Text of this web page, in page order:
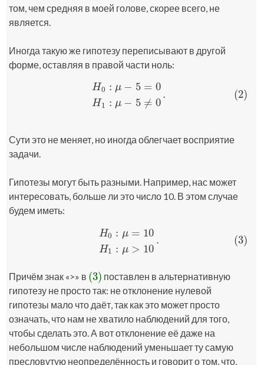
том, чем средняя в моей голове, скорее всего, не
является.
Иногда такую же гипотезу переписывают в другой
форме, оставляя в правой части ноль:
H0 : μ − 5 = 0
H1 : μ − 5 ≠ 0
. (2)
0: − 5≠
Сути это не меняет, но иногда облегчает восприятие
задачи.
Гипотезы могут быть разными. Например, нас может
интересовать, больше ли это число 10. В этом случае
будем иметь:
H0 : μ = 10
H1 : μ > 10
. (3)
0: =10 >
Причём знак «>» в (3)
(3) поставлен в альтернативную
гипотезу не просто так: не отклонение нулевой
гипотезы мало что даёт, так как это может просто
означать, что нам не хватило наблюдений для того,
чтобы сделать это. А вот отклонение её даже на
небольшом числе наблюдений уменьшает ту самую
пресловутую неопределённость и говорит о том, что,